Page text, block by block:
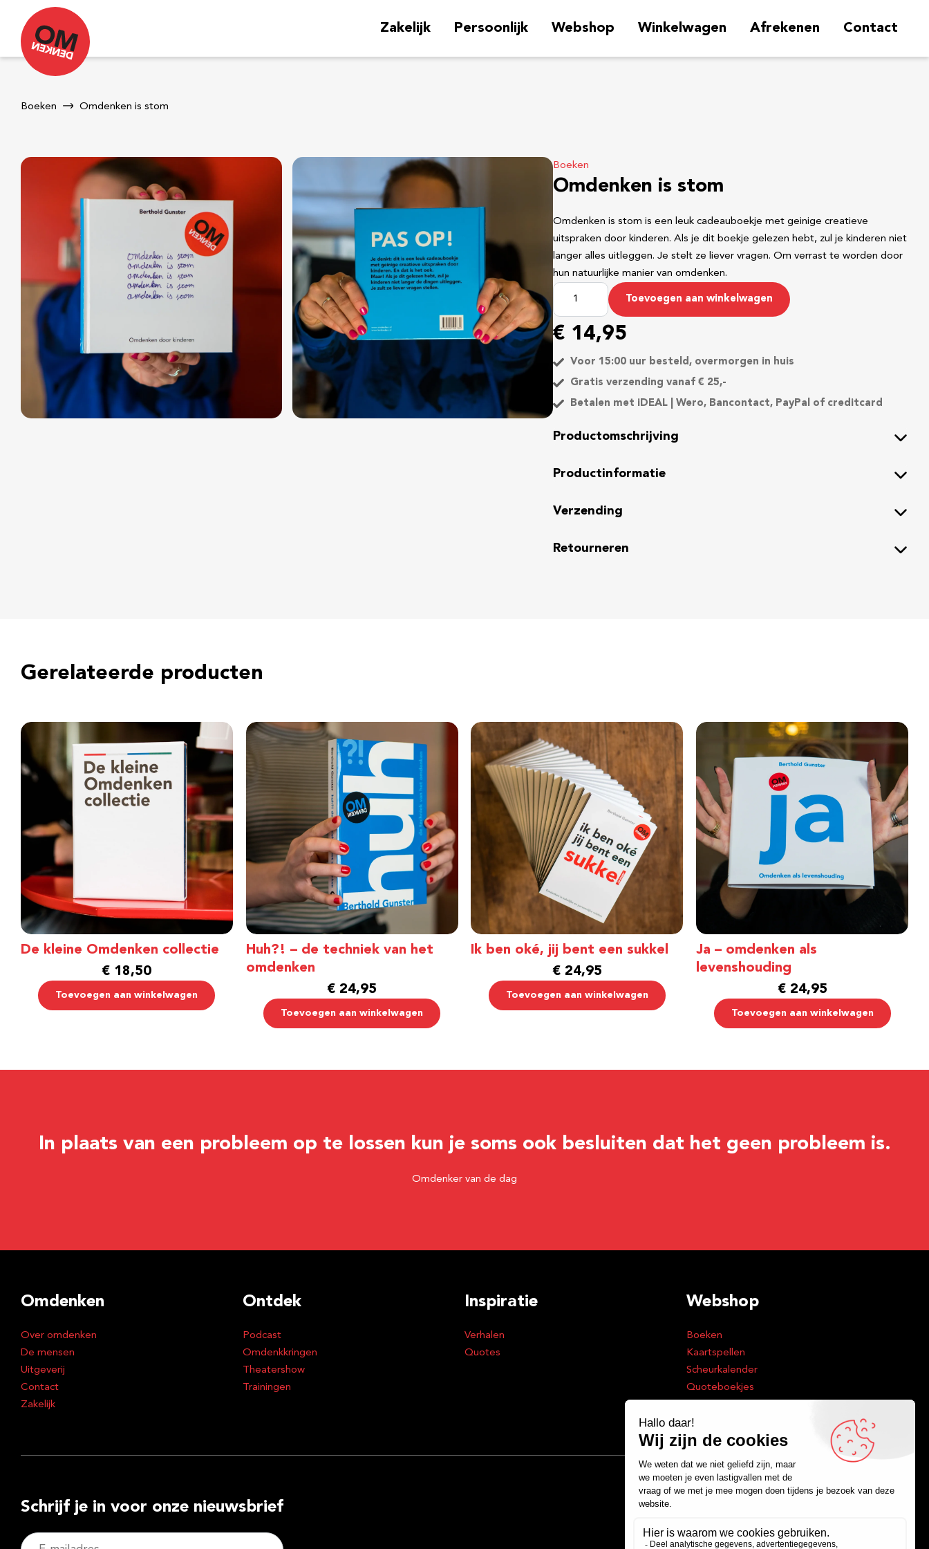
Zakelijk Persoonlijk Webshop Winkelwagen Afrekenen Contact
Boeken Omdenken is stom
Boeken
Omdenken is stom
Omdenken is stom is een leuk cadeauboekje met geinige creatieve
uitspraken door kinderen. Als je dit boekje gelezen hebt, zul je kinderen niet
langer alles uitleggen. Je stelt ze liever vragen. Om verrast te worden door
hun natuurlijke manier van omdenken.
O
d
e
n
n
i
t
m
a
Toevoegen aan winkelwagen
€ 14,95
Voor 15:00 uur besteld, overmorgen in huis
Gratis verzending vanaf € 25,-
Betalen met iDEAL | Wero, Bancontact, PayPal of creditcard
Productomschrijving
Productinformatie
Verzending
Retourneren
Gerelateerde producten
De kleine Omdenken collectie
€ 18,50
Toevoegen aan winkelwagen
Huh?! – de techniek van het
omdenken
€ 24,95
Toevoegen aan winkelwagen
Ik ben oké, jij bent een sukkel
€24,95
Toevoegen aan winkelwagen
Ja – omdenken als
levenshouding
€24,95
Toevoegen aan winkelwagen
In plaats van een probleem op te lossen kun je soms ook besluiten dat het geen probleem is.
Omdenker van de dag
Omdenken
Over omdenken
De mensen
Uitgeverij
Contact
Zakelijk
Ontdek
Podcast
Omdenkkringen
Theatershow
Trainingen
Inspiratie
Verhalen
Quotes
Webshop
Boeken
Kaartspellen
Scheurkalender
Quoteboekjes
Schrijf je in voor onze nieuwsbrief
E-